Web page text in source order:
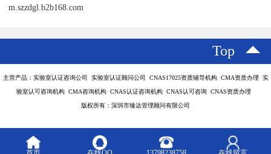
m.szzdgl.b2b168.com
Top
主营产品：实验室认证咨询公司 实验室认证顾问公司 CNAS17025资质辅导机构 CMA资质办理 实
验室认可咨询机构 CMA咨询机构 CNAS认证咨询机构 CNAS认可咨询 CNAS资质办理
版权所有：深圳市臻达管理顾问有限公司